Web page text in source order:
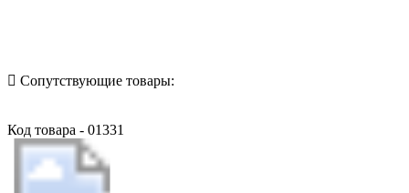
Сопутствующие товары:
Код товара - 01331